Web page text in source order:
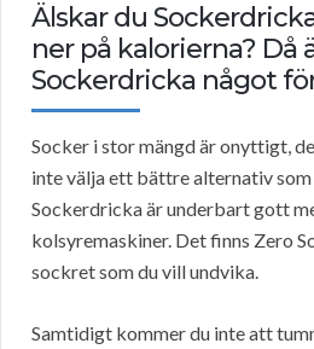
Älskar du
ner på kalorierna? Då
Sockerdricka något
Socker i stor mängd är onyttigt,
inte välja ett bättre alternativ
Sockerdricka är underbart gott
kolsyremaskiner. Det finns Zero
sockret som du vill undvika.
Samtidigt kommer du inte att